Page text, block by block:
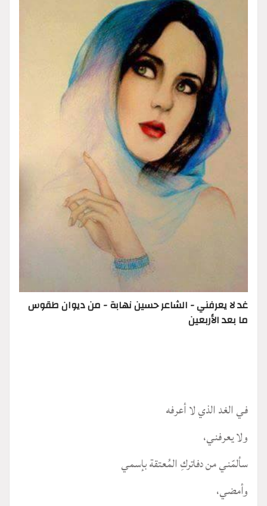
غد لا يعرفني - الشاعر حسين نهابة - من ديوان طقوس
ما بعد الأربعين
في الغد الذي لا أعرفه
ولا يعرفني،
سألمّني من دفاتركِ المُعتقة بإسمي
وأمضي،